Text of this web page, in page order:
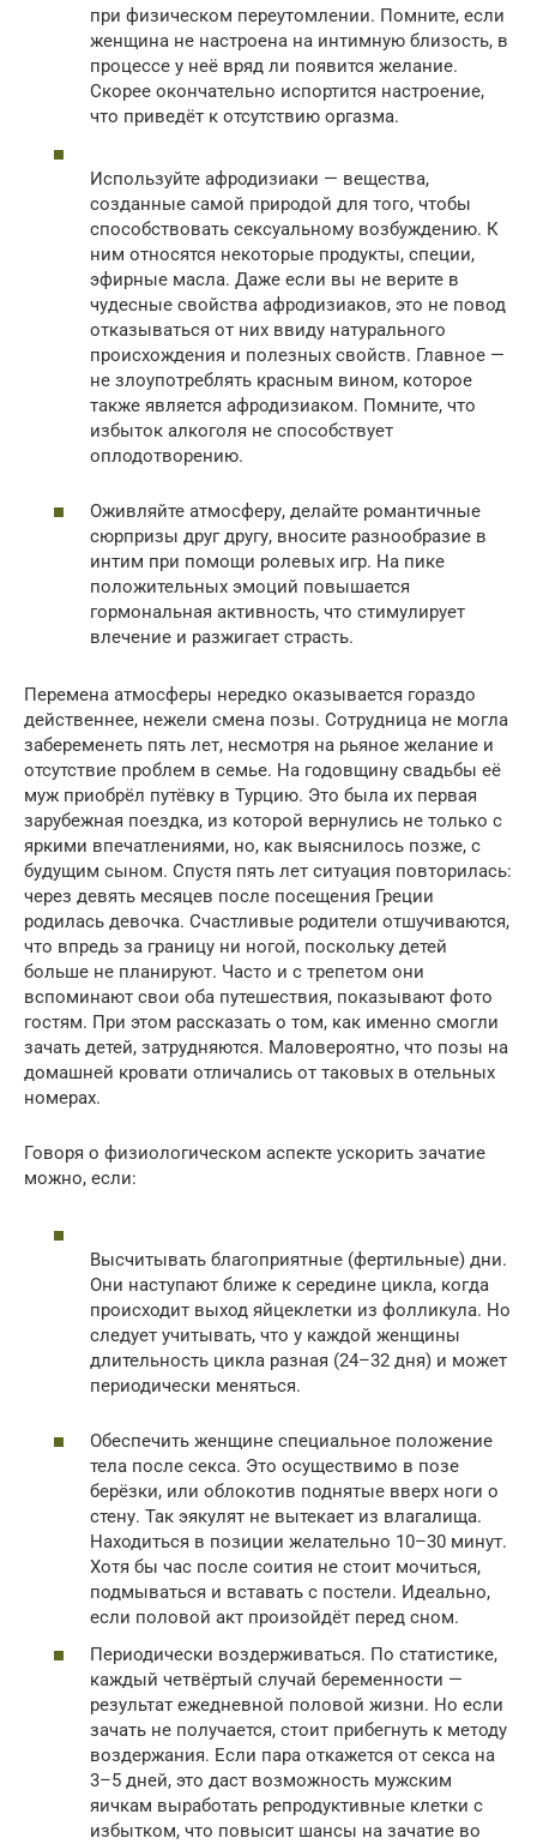
при физическом переутомлении. Помните, если
женщина не настроена на интимную близость, в
процессе у неё вряд ли появится желание.
Скорее окончательно испортится настроение,
что приведёт к отсутствию оргазма.
Используйте афродизиаки — вещества,
созданные самой природой для того, чтобы
способствовать сексуальному возбуждению. К
ним относятся некоторые продукты, специи,
эфирные масла. Даже если вы не верите в
чудесные свойства афродизиаков, это не повод
отказываться от них ввиду натурального
происхождения и полезных свойств. Главное —
не злоупотреблять красным вином, которое
также является афродизиаком. Помните, что
избыток алкоголя не способствует
оплодотворению.
Оживляйте атмосферу, делайте романтичные
сюрпризы друг другу, вносите разнообразие в
интим при помощи ролевых игр. На пике
положительных эмоций повышается
гормональная активность, что стимулирует
влечение и разжигает страсть.
Перемена атмосферы нередко оказывается гораздо
действеннее, нежели смена позы. Сотрудница не могла
забеременеть пять лет, несмотря на рьяное желание и
отсутствие проблем в семье. На годовщину свадьбы её
муж приобрёл путёвку в Турцию. Это была их первая
зарубежная поездка, из которой вернулись не только с
яркими впечатлениями, но, как выяснилось позже, с
будущим сыном. Спустя пять лет ситуация повторилась:
через девять месяцев после посещения Греции
родилась девочка. Счастливые родители отшучиваются,
что впредь за границу ни ногой, поскольку детей
больше не планируют. Часто и с трепетом они
вспоминают свои оба путешествия, показывают фото
гостям. При этом рассказать о том, как именно смогли
зачать детей, затрудняются. Маловероятно, что позы на
домашней кровати отличались от таковых в отельных
номерах.
Говоря о физиологическом аспекте ускорить зачатие
можно, если:
Высчитывать благоприятные (фертильные) дни.
Они наступают ближе к середине цикла, когда
происходит выход яйцеклетки из фолликула. Но
следует учитывать, что у каждой женщины
длительность цикла разная (24–32 дня) и может
периодически меняться.
Обеспечить женщине специальное положение
тела после секса. Это осуществимо в позе
берёзки, или облокотив поднятые вверх ноги о
стену. Так эякулят не вытекает из влагалища.
Находиться в позиции желательно 10–30 минут.
Хотя бы час после соития не стоит мочиться,
подмываться и вставать с постели. Идеально,
если половой акт произойдёт перед сном.
Периодически воздерживаться. По статистике,
каждый четвёртый случай беременности —
результат ежедневной половой жизни. Но если
зачать не получается, стоит прибегнуть к методу
воздержания. Если пара откажется от секса на
3–5 дней, это даст возможность мужским
яичкам выработать репродуктивные клетки с
избытком, что повысит шансы на зачатие во